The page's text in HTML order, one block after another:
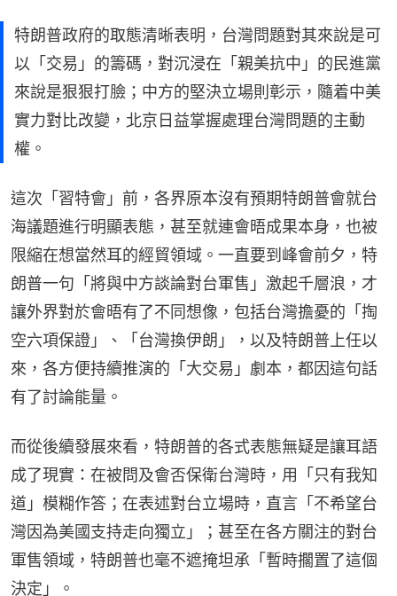
特朗普政府的取態清晰表明，台灣問題對其來說是可
以「交易」的籌碼，對沉浸在「親美抗中」的民進黨
來說是狠狠打臉；中方的堅決立場則彰示，隨着中美
實力對比改變，北京日益掌握處理台灣問題的主動
權。
這次「習特會」前，各界原本沒有預期特朗普會就台
海議題進行明顯表態，甚至就連會晤成果本身，也被
限縮在想當然耳的經貿領域。一直要到峰會前夕，特
朗普一句「將與中方談論對台軍售」激起千層浪，才
讓外界對於會晤有了不同想像，包括台灣擔憂的「掏
空六項保證」、「台灣換伊朗」，以及特朗普上任以
來，各方便持續推演的「大交易」劇本，都因這句話
有了討論能量。
而從後續發展來看，特朗普的各式表態無疑是讓耳語
成了現實：在被問及會否保衛台灣時，用「只有我知
道」模糊作答；在表述對台立場時，直言「不希望台
灣因為美國支持走向獨立」；甚至在各方關注的對台
軍售領域，特朗普也毫不遮掩坦承「暫時擱置了這個
決定」。